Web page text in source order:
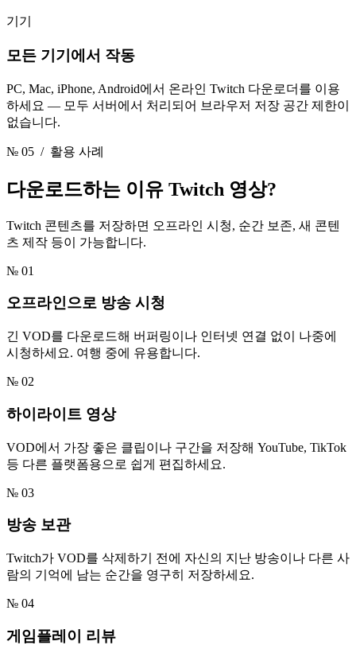
기기
모든 기기에서 작동
PC, Mac, iPhone, Android에서 온라인 Twitch 다운로더를 이용
하세요 — 모두 서버에서 처리되어 브라우저 저장 공간 제한이
없습니다.
№ 05 / 활용 사례
다운로드하는 이유 Twitch 영상?
Twitch 콘텐츠를 저장하면 오프라인 시청, 순간 보존, 새 콘텐
츠 제작 등이 가능합니다.
№ 01
오프라인으로 방송 시청
긴 VOD를 다운로드해 버퍼링이나 인터넷 연결 없이 나중에
시청하세요. 여행 중에 유용합니다.
№ 02
하이라이트 영상
VOD에서 가장 좋은 클립이나 구간을 저장해 YouTube, TikTok
등 다른 플랫폼용으로 쉽게 편집하세요.
№ 03
방송 보관
Twitch가 VOD를 삭제하기 전에 자신의 지난 방송이나 다른 사
람의 기억에 남는 순간을 영구히 저장하세요.
№ 04
게임플레이 리뷰